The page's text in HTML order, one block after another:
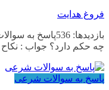
فروغ هدایت
بازدیدها:
چه حکم دارد؟ جواب : نکاح
پاسخ به سوالات شرعی